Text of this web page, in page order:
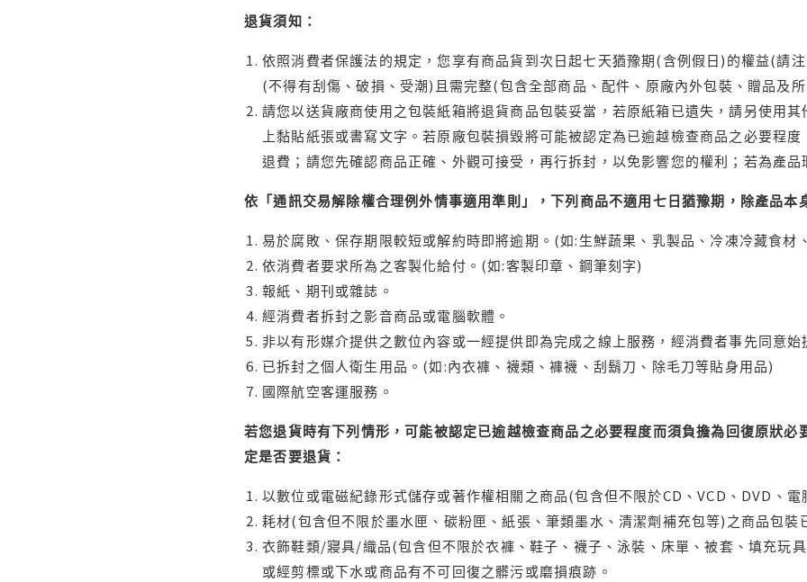
退貨須知：
依照消費者保護法的規定，您享有商品貨到次日起七天猶豫期(含例假日)的權益(請
(不得有刮傷、破損、受潮)且需完整(包含全部商品、配件、原廠內外包裝、贈品及
請您以送貨廠商使用之包裝紙箱將退貨商品包裝妥當，若原紙箱已遺失，請另使用
上黏貼紙張或書寫文字。若原廠包裝損毀將可能被認定為已逾越檢查商品之必要程
退費；請您先確認商品正確、外觀可接受，再行拆封，以免影響您的權利；若為產
依「通訊交易解除權合理例外情事適用準則」，下列商品不適用七日猶豫期，除產品本
易於腐敗、保存期限較短或解約時即將逾期。(如:生鮮蔬果、乳製品、冷凍冷藏食材
依消費者要求所為之客製化給付。(如:客製印章、鋼筆刻字)
報紙、期刊或雜誌。
經消費者拆封之影音商品或電腦軟體。
非以有形媒介提供之數位內容或一經提供即為完成之線上服務，經消費者事先同意
已拆封之個人衛生用品。(如:內衣褲、襪類、褲襪、刮鬍刀、除毛刀等貼身用品)
國際航空客運服務。
若您退貨時有下列情形，可能被認定已逾越檢查商品之必要程度而須負擔為回復原狀
定是否要退貨：
以數位或電磁紀錄形式儲存或著作權相關之商品(包含但不限於CD、VCD、DVD、
耗材(包含但不限於墨水匣、碳粉匣、紙張、筆類墨水、清潔劑補充包等)之商品包
衣飾鞋類/寢具/織品(包含但不限於衣褲、鞋子、襪子、泳裝、床單、被套、填充玩
或經剪標或下水或商品有不可回復之髒污或磨損痕跡。